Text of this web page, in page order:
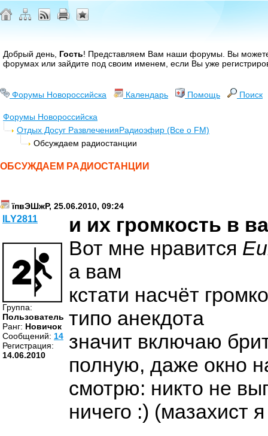
Добрый день, Гость! Представляем Вам наши форумы. Вы
форумах или зайдите под своим именем, если Вы уже
Форумы Новороссийска Календарь Помощь Поиск
Форумы Новороссийска
Отдых Досуг РазвлеченияРадиоэфир (Все о FM)
Обсуждаем радиостанции
ОБСУЖДАЕМ РАДИОСТАНЦИИ
їпвЭШжР, 25.06.2010, 09:24
ILY2811
Группа:
Пользователь
Ранг: Новичок
Cообщений: 14
Регистрация:
14.06.2010
и их громкость в
Вот мне нравится
а вам
кстати насчёт
типо анекдота
значит включаю
полную, даже окно
смотрю: никто не
ничего :) (мазахист